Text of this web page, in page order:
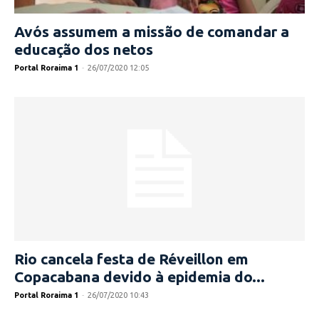
Avós assumem a missão de comandar a
educação dos netos
Portal Roraima 1 - 26/07/2020 12:05
Rio cancela festa de Réveillon em
Copacabana devido à epidemia do...
Portal Roraima 1 - 26/07/2020 10:43